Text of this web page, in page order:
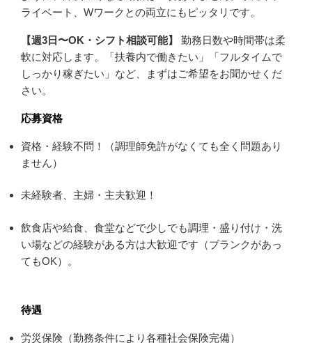
ライベート、Wワークとの両立にもピッタリです。
【週3日〜OK・シフト相談可能】
勤務日数や時間帯は柔
軟に対応します。「扶養内で働きたい」「フルタイムで
しっかり稼ぎたい」など、まずはご希望をお聞かせくだ
さい。
応募資格
資格・経験不問！（調理師免許がなくても全く問題あり
ません）
未経験者、主婦・主夫歓迎！
飲食店や給食、食堂などで少しでも調理・盛り付け・洗
い場などの経験がある方は大歓迎です（ブランクがあっ
てもOK）。
待遇
労災保険（勤務条件により各種社会保険完備）